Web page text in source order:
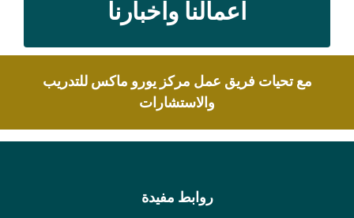
اعمالنا واخبارنا
مع تحيات فريق عمل مركز يورو ماكس للتدريب
والاستشارات
روابط مفيدة